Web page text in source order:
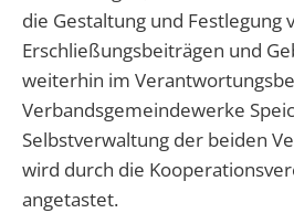
die Gestaltung und Festlegung
Erschließungsbeiträgen und
weiterhin im
Verbandsgemeindewerke
Selbstverwaltung der beiden
wird durch die
angetastet.